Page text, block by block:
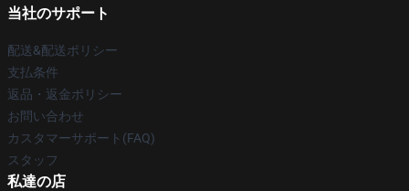
当社のサポート
配送&配送ポリシー
支払条件
返品・返金ポリシー
お問い合わせ
カスタマーサポート(FAQ)
スタッフ
私達の店